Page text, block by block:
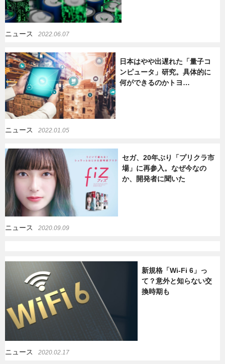
ニュース 2022.06.07
日本はやや出遅れた「量子コ
ンピュータ」研究。具体的に
何ができるのかトヨ…
ニュース 2022.01.05
セガ、20年ぶり「プリクラ市
場」に再参入。なぜ今なの
か、開発者に聞いた
ニュース 2020.09.09
新規格「Wi-Fi 6」っ
て？意外と知らない交
換時期も
ニュース 2020.02.17